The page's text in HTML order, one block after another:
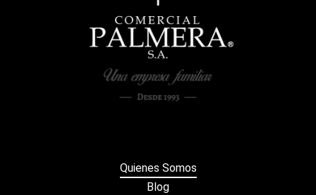
Quienes Somos
Blog